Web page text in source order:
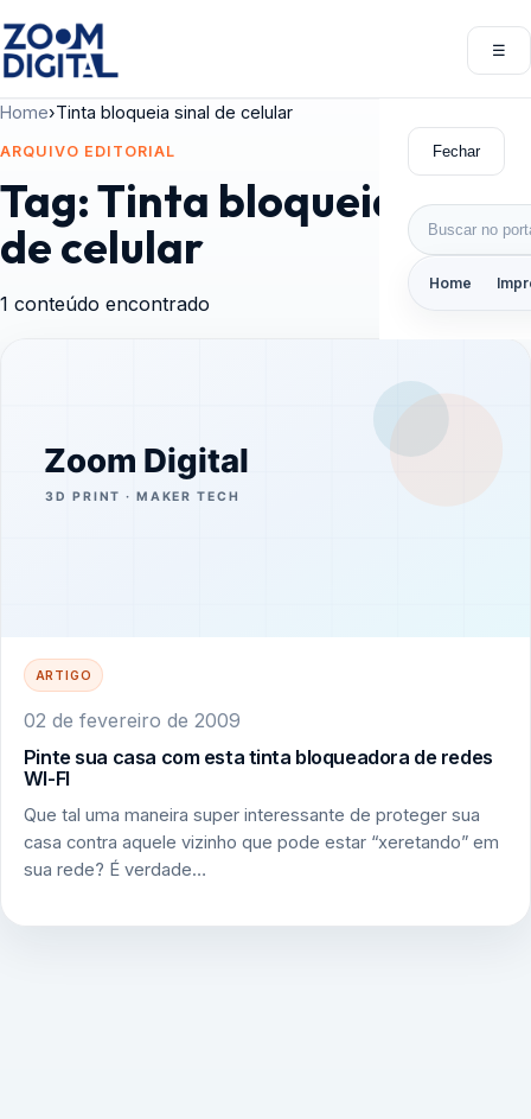
☰
Fechar
Buscar por:
Home
Home›Tinta bloqueia sinal de celular
ARQUIVO EDITORIAL
Tag:Tinta bloqueia sinal
de celular
1 conteúdo encontrado
ARTIGO
02 de fevereiro de 2009
Pinte sua casa com esta tinta bloqueadora de redes
WI-FI
Que tal uma maneira super interessante de proteger sua
casa contra aquele vizinho que pode estar “xeretando” em
sua rede? É verdade…